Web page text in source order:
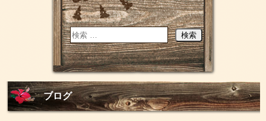
ブログ